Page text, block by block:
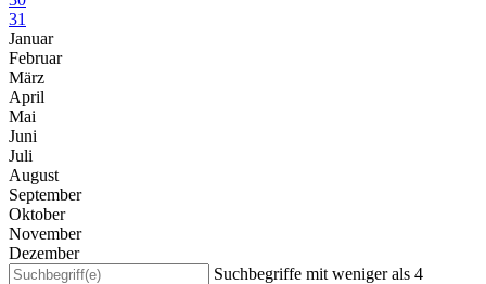
31
Januar
Februar
März
April
Mai
Juni
Juli
August
September
Oktober
November
Dezember
Suchbegriffe mit weniger als 4